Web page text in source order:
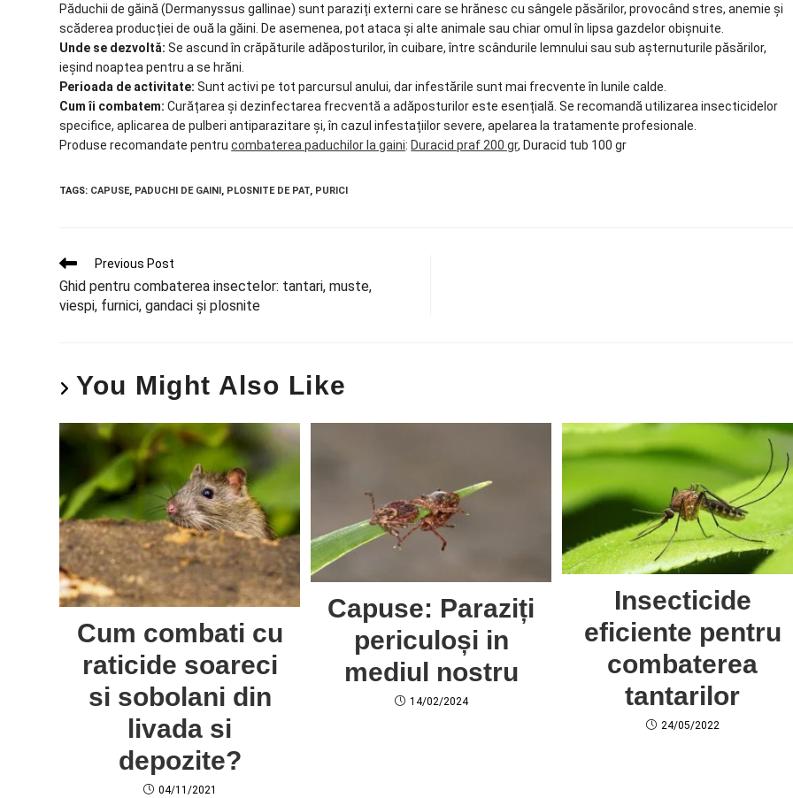
Păduchii de găină (Dermanyssus gallinae) sunt paraziți externi care se hrănesc cu sângele păsărilor, provocând stres, anemie și
scăderea producției de ouă la găini. De asemenea, pot ataca și alte animale sau chiar omul în lipsa gazdelor obișnuite.
Unde se dezvoltă: Se ascund în crăpăturile adăposturilor, în cuibare, între scândurile lemnului sau sub așternuturile păsărilor,
ieșind noaptea pentru a se hrăni.
Perioada de activitate: Sunt activi pe tot parcursul anului, dar infestările sunt mai frecvente în lunile calde.
Cum îi combatem: Curățarea și dezinfectarea frecventă a adăposturilor este esențială. Se recomandă utilizarea insecticidelor
specifice, aplicarea de pulberi antiparazitare și, în cazul infestațiilor severe, apelarea la tratamente profesionale.
Produse recomandate pentrucombaterea paduchilor la gaini: Duracid praf 200 gr, Duracid tub 100 gr
TAGS: CAPUSE, PADUCHI DE GAINI, PLOSNITE DE PAT, PURICI
Previous Post
Ghid pentru combaterea insectelor: tantari, muste,
viespi, furnici, gandaci și plosnite
You Might Also Like
Cum combati cu
raticide soareci
si sobolani din
livada si
depozite?
04/11/2021
Capuse: Paraziți
periculoși in
mediul nostru
14/02/2024
Insecticide
eficiente pentru
combaterea
tantarilor
24/05/2022